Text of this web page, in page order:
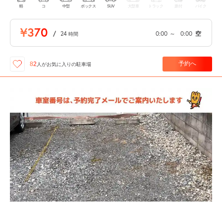
軽 コ 中型 ボックス SUV 大型車 トラック 原付 バイク
¥370 / 24 時間 0:00 ～ 0:00 空
82 人がお気に入りの駐車場 予約へ